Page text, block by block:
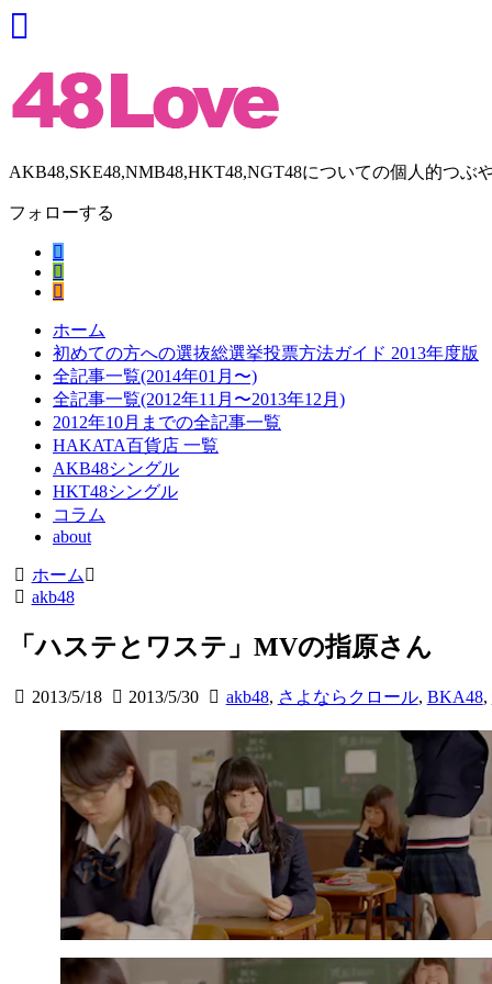
AKB48,SKE48,NMB48,HKT48,NGT48についての個人的つぶ
フォローする
ホーム
初めての方への選抜総選挙投票方法ガイド 2013年度版
全記事一覧(2014年01月〜)
全記事一覧(2012年11月〜2013年12月)
2012年10月までの全記事一覧
HAKATA百貨店 一覧
AKB48シングル
HKT48シングル
コラム
about
ホーム
akb48
「ハステとワステ」MVの指原さん
2013/5/18 2013/5/30 akb48, さよならクロール, BKA48,